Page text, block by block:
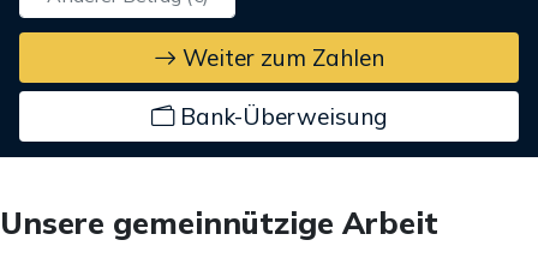
Weiter zum Zahlen
Bank-Überweisung
Unsere gemeinnützige Arbeit